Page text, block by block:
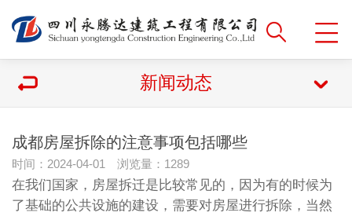
新闻动态
成都房屋拆除的注意事项包括哪些
时间：2024-04-01 浏览量：1289
在我们国家，房屋拆迁是比较常见的，因为有的时候为
了基础的公共设施的建设，需要对房屋进行拆除，当然